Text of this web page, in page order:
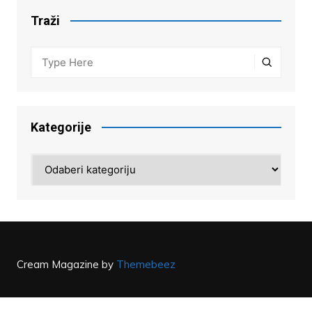
Traži
Kategorije
Cream Magazine by Themebeez